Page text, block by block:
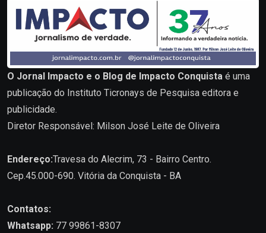
O Jornal Impacto e o Blog de Impacto Conquista é uma
publicação do Instituto Ticronays de Pesquisa editora e
publicidade.
Diretor Responsável: Milson José Leite de Oliveira
Endereço:Travesa do Alecrim, 73 - Bairro Centro.
Cep.45.000-690. Vitória da Conquista - BA
Contatos:
Whatsapp: 77 99861-8307